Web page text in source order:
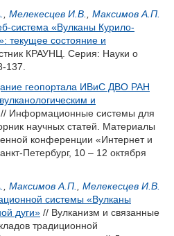
Мелекесцев И.В.
Максимов А.П.
система «Вулканы Курило-
текущее состояние и
КРАУНЦ. Серия: Науки о
геопортала ИВиС ДВО РАН
и
// Информационные системы для
научных статей. Материалы
конференции «Интернет и
Петербург, 10 – 12 октября
Максимов А.П.
Мелекесцев И.В.
системы «Вулканы
дуги» // Вулканизм и связанные
традиционной